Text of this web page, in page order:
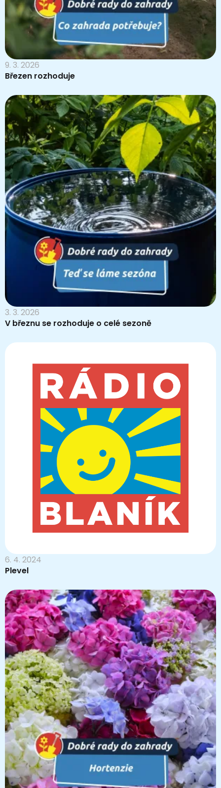
9. 3. 2026
Březen rozhoduje
3. 3. 2026
V březnu se rozhoduje o celé sezoně
6. 4. 2024
Plevel